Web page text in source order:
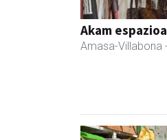
Akam espazioa
Amasa-Villabona